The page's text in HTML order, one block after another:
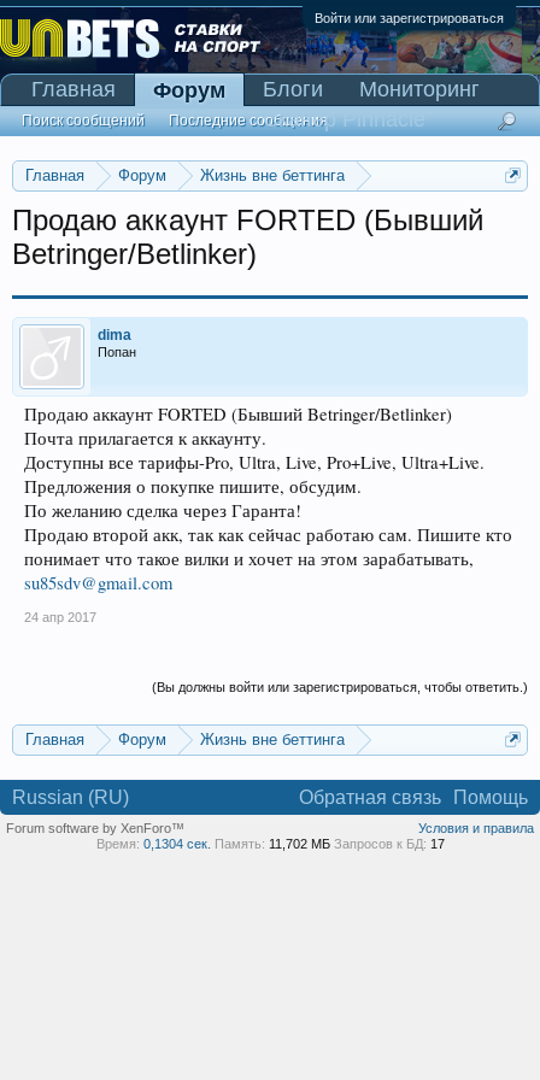
Войти или зарегистрироваться
Главная Форум
Жизнь вне беттинга
Продаю аккаунт FORTED (Бывший
Betringer/Betlinker)
dima
Попан
Продаю аккаунт FORTED (Бывший Betringer/Betlinker)
Почта прилагается к аккаунту.
Доступны все тарифы-Pro, Ultra, Live, Pro+Live, Ultra+Live.
Предложения о покупке пишите, обсудим.
По желанию сделка через Гаранта!
Продаю второй акк, так как сейчас работаю сам. Пишите кто
понимает что такое вилки и хочет на этом зарабатывать,
su85sdv@gmail.com
24 апр 2017
(Вы должны войти или зарегистрироваться, чтобы ответить.)
Главная Форум
Жизнь вне беттинга
Главная Форум
Поиск сообщений Последние сообщения
Блоги
Мониторинг
Сканер Pinnacle
Russian (RU) Обратная связь Помощь
Условия и правила
Forum software by XenForo™
Время: 0,1304 сек. Память: 11,702 МБ Запросов к БД: 17